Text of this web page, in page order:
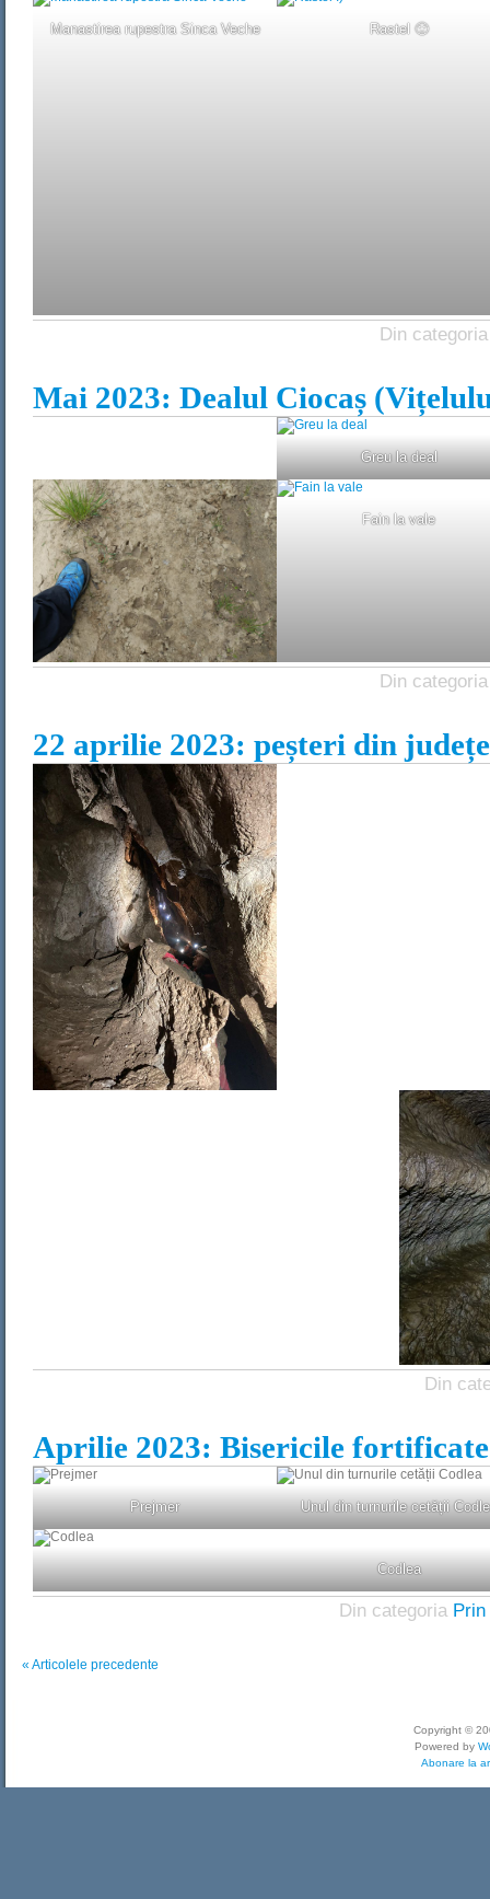
Manastirea rupestra Sinca Veche Rastel 🙂
Din categoria
Mai 2023: Dealul Ciocaș
Greu la deal
Fain la vale
Din categoria
22 aprilie 2023: peșteri din
Din
Aprilie 2023: Bisericile
Prejmer Unul din turnurile cetății
Codlea
Din categoria
« Articolele precedente
Copyright ©
Powered by
Abonare la